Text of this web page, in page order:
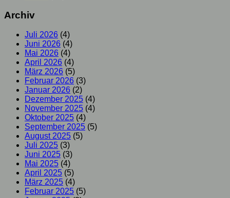
Archiv
Juli 2026 (4)
Juni 2026 (4)
Mai 2026 (4)
April 2026 (4)
März 2026 (5)
Februar 2026 (3)
Januar 2026 (2)
Dezember 2025 (4)
November 2025 (4)
Oktober 2025 (4)
September 2025 (5)
August 2025 (5)
Juli 2025 (3)
Juni 2025 (3)
Mai 2025 (4)
April 2025 (5)
März 2025 (4)
Februar 2025 (5)